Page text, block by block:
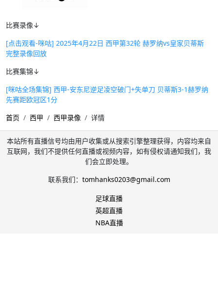
比赛录像↓
[点击观看-咪咕] 2025年4月22日 西甲第32轮 赫罗纳vs皇家贝蒂斯
完整录像回放
比赛集锦↓
[咪咕全场集锦] 西甲-安东尼逆足凌空破门+失单刀 贝蒂斯3-1赫罗纳
先赛距欧冠区1分
首页
西甲 西甲录像 详情
本站所有直播信号均由用户收集或从搜索引擎整理获得，内容均来自
互联网，我们不提供任何直播或视频内容，如有侵权请通知我们，我
们会立即处理。
联系我们： tomhanks0203@gmail.com
足球直播
英超直播
NBA直播